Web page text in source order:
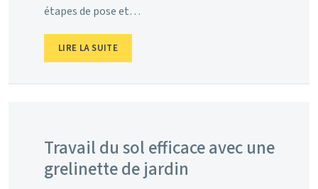
étapes de pose et…
LIRE LA SUITE
Travail du sol efficace avec une
grelinette de jardin